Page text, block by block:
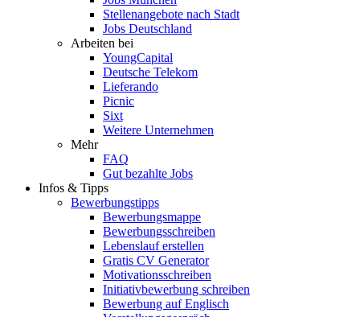
Stellenangebote nach Stadt
Jobs Deutschland
Arbeiten bei
YoungCapital
Deutsche Telekom
Lieferando
Picnic
Sixt
Weitere Unternehmen
Mehr
FAQ
Gut bezahlte Jobs
Infos & Tipps
Bewerbungstipps
Bewerbungsmappe
Bewerbungsschreiben
Lebenslauf erstellen
Gratis CV Generator
Motivationsschreiben
Initiativbewerbung schreiben
Bewerbung auf Englisch